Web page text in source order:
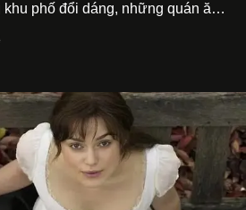
phố đổi dáng, những quán ăn
tiếp theo, về những điều